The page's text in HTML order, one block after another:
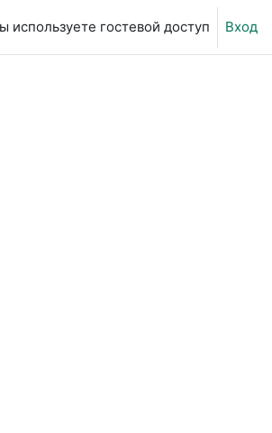
строки
используете гостевой доступ Вход